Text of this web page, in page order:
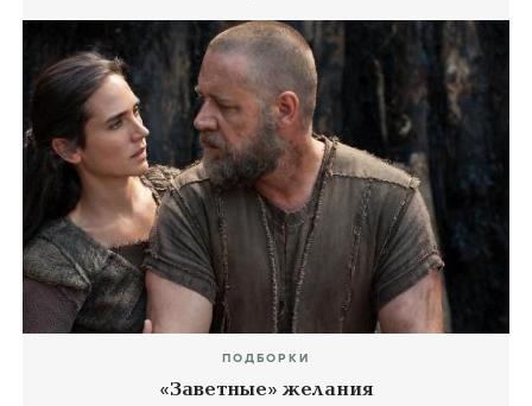
ПОДБОРКИ
«Заветные» желания